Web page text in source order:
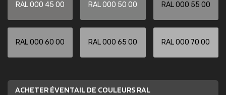
RAL 000 45 00 RAL 000 50 00 RAL 000 55 00
RAL 000 60 00 RAL 000 65 00 RAL 000 70 00
ACHETER ÉVENTAIL DE COULEURS RAL